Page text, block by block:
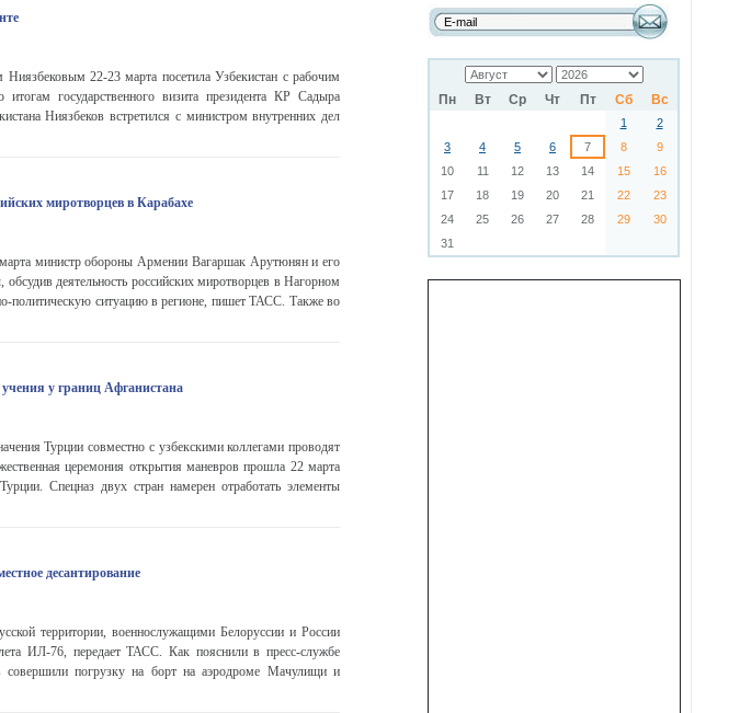
Пн Вт Ср Чт Пт Сб Вс
1
2
3
4 5 6 7 8
9
10
11 12 13 14 15
16
17
18 19 20 21 22
23
24
25 26 27 28 29
30
31
22-23 марта посетила Узбекистан с рабочим
государственного визита президента КР Садыра
Ниязбеков встретился с министром внутренних дел
миротворцев в Карабахе
министр обороны Армении Вагаршак Арутюнян и его
деятельность российских миротворцев в Нагорном
политическую ситуацию в регионе, пишет ТАСС. Также во
у границ Афганистана
Турции совместно с узбекскими коллегами проводят
церемония открытия маневров прошла 22 марта
Спецназ двух стран намерен отработать элементы
десантирование
территории, военнослужащими Белоруссии и России
ИЛ-76, передает ТАСС. Как пояснили в пресс-службе
погрузку на борт на аэродроме Мачулищи и